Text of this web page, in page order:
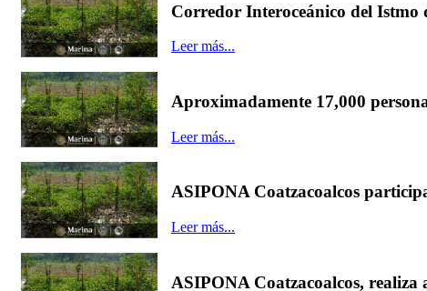
Corredor Interoceánico del Istmo
Leer más...
Aproximadamente 17,000
Leer más...
ASIPONA Coatzacoalcos
Leer más...
ASIPONA Coatzacoalcos, realiza